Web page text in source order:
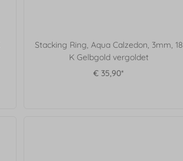
Stacking Ring, Aqua Calzedon, 3mm, 18
K Gelbgold vergoldet
€ 35,90*